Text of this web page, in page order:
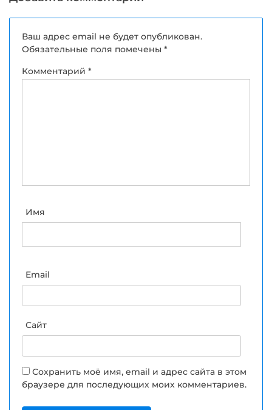
Ваш адрес email не будет опубликован.
Обязательные поля помечены *
Комментарий *
Имя
Email
Сайт
Сохранить моё имя, email и адрес сайта в этом
браузере для последующих моих комментариев.